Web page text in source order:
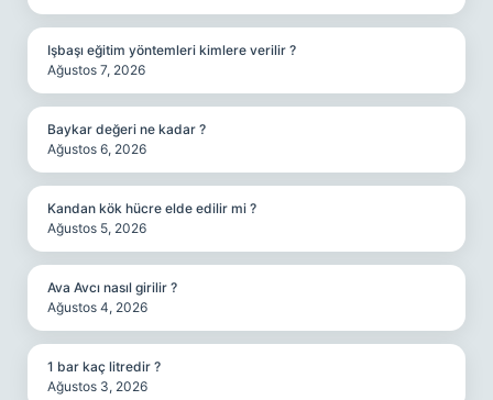
Işbaşı eğitim yöntemleri kimlere verilir ?
Ağustos 7, 2026
Baykar değeri ne kadar ?
Ağustos 6, 2026
Kandan kök hücre elde edilir mi ?
Ağustos 5, 2026
Ava Avcı nasıl girilir ?
Ağustos 4, 2026
1 bar kaç litredir ?
Ağustos 3, 2026